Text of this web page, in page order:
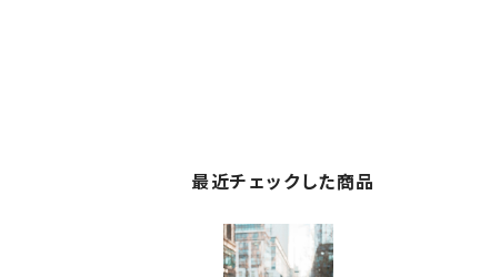
最近チェックした商品